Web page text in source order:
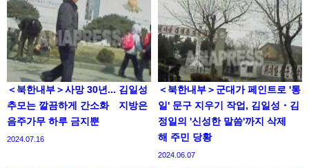
＜북한내부＞사망 30년... 김일성
추모는 깔끔하게 간소화 지방은
음주가무 하루 금지뿐
2024.07.16
＜북한내부＞군대가 페인트로 '통
일' 문구 지우기 작업, 김일성・김
정일의 '신성한 말씀'까지 삭제
해 주민 당황
2024.06.07